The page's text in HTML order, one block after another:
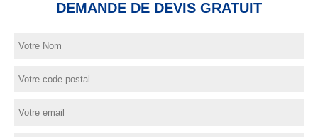
DEMANDE DE DEVIS GRATUIT